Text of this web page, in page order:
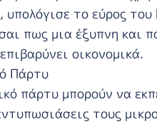
υπολόγισε το εύρος
πως μια έξυπνη και
οικονομικά.
Πάρτυ
πάρτυ μπορούν να
τους